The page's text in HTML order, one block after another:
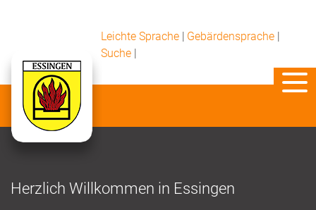
Leichte Sprache | Gebärdensprache |
Suche |
Herzlich Willkommen in Essingen